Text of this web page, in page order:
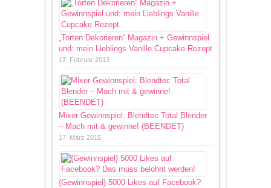
„Torten Dekorieren“ Magazin + Gewinnspiel
und: mein Lieblings Vanille Cupcake Rezept
17. Februar 2013
Mixer Gewinnspiel: Blendtec Total Blender
– Mach mit & gewinne! (BEENDET)
17. März 2015
{Gewinnspiel} 5000 Likes auf Facebook?